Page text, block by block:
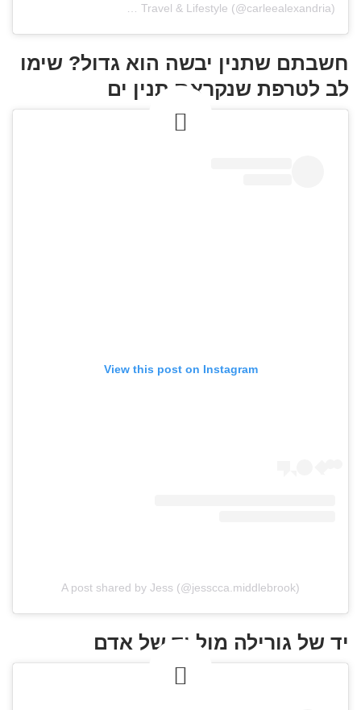
Travel & Lifestyle (@carleealexandria)
חשבתם שתנין יבשה הוא גדול? שימו
לב לטרפת שנקראת תנין ים
View this post on Instagram
A post shared by Jess (@jesscca.middlebrook)
יד של גורילה מול יד של אדם